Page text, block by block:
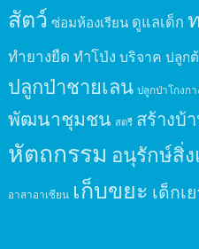
สัตว์ ซ่อมห้องเรียน ดูแลเด็ก
ทำยางยืด ทำโป่ง บริจาค ปลูก
ปลูกป่าชายเลน ปลูกป่าโกงกา
พัฒนาชุมชน สตรี สร้างบ้
หัตถกรรม อนุรักษ์สิ่
อาสาอาเซียน เก็บขยะ เด็กเ